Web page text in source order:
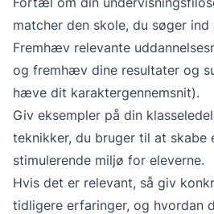
matcher den skole, du søger ind
Fremhæv relevante
og fremhæv dine resultater og
hæve dit karaktergennemsnit).
Giv eksempler på din
teknikker, du bruger til at skabe
stimulerende miljø for eleverne.
Hvis det er relevant, så giv
tidligere erfaringer, og hvordan